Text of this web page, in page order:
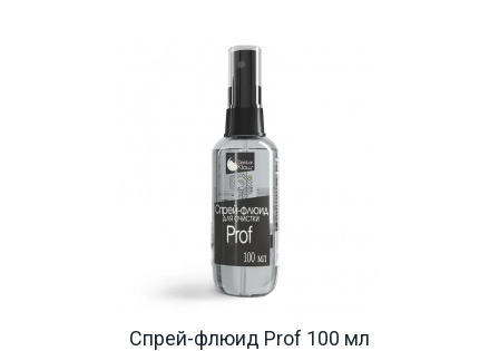
Cпрей-флюид Prof 100 мл